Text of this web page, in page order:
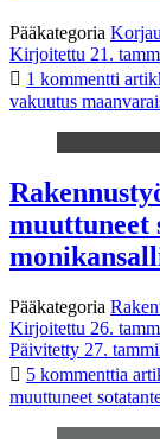
Pääkategoria
Kirjoitettu 21.
1 kommentti
vakuutus
muuttuneet
Pääkategoria
Kirjoitettu 26.
Päivitetty 27.
5 kommenttia
muuttuneet